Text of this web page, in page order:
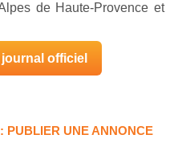
de Haute-Provence et
officiel
PUBLIER UNE ANNONCE